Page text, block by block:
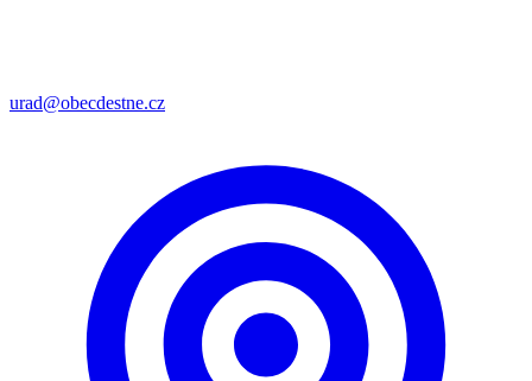
urad@obecdestne.cz